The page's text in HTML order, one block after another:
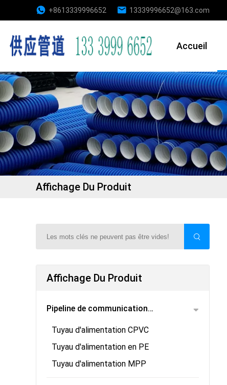
+8613339996652 13339996652@163.com
Accueil
Affichage Du Produit
Affichage Du Produit
Pipeline de communication
électrique
Tuyau d'alimentation CPVC
Tuyau d'alimentation en PE
Tuyau d'alimentation MPP